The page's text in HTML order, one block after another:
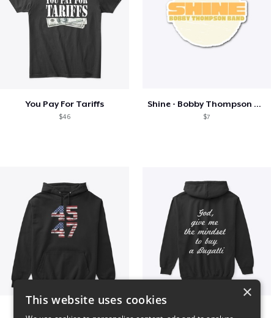
You Pay For Tariffs
$46
Shine - Bobby Thompson Band Merch
$7
×
This website uses cookies